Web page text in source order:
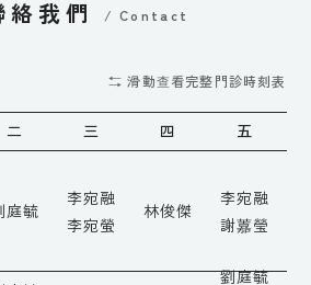
絡我們 / Contact
⇆ 滑動查看完整門診時刻表
二
庭毓
三
李宛融
李宛螢
四
林俊傑
五
李宛融
謝䕒瑩
劉庭毓